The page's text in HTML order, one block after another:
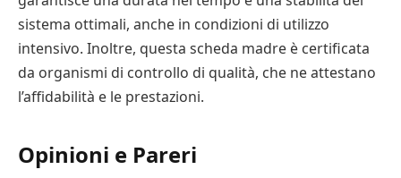
sistema ottimali, anche in condizioni di utilizzo
intensivo. Inoltre, questa scheda madre è certificata
da organismi di controllo di qualità, che ne attestano
l’affidabilità e le prestazioni.
Opinioni e Pareri